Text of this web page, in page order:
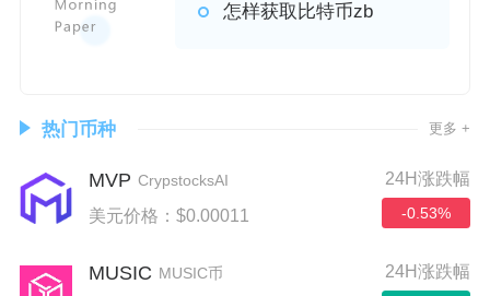
怎样获取比特币zb
热门币种 更多 +
MVP CrypstocksAI
美元价格：$0.00011
24H涨跌幅
-0.53%
MUSIC MUSIC币 24H涨跌幅